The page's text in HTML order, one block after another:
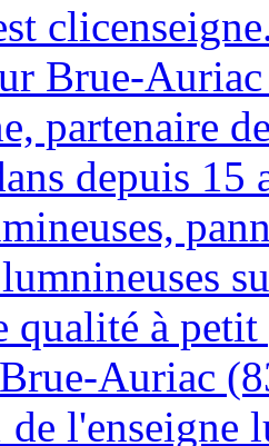
Brue-
partenaire
depuis
qualité à
Auriac
l'enseigne